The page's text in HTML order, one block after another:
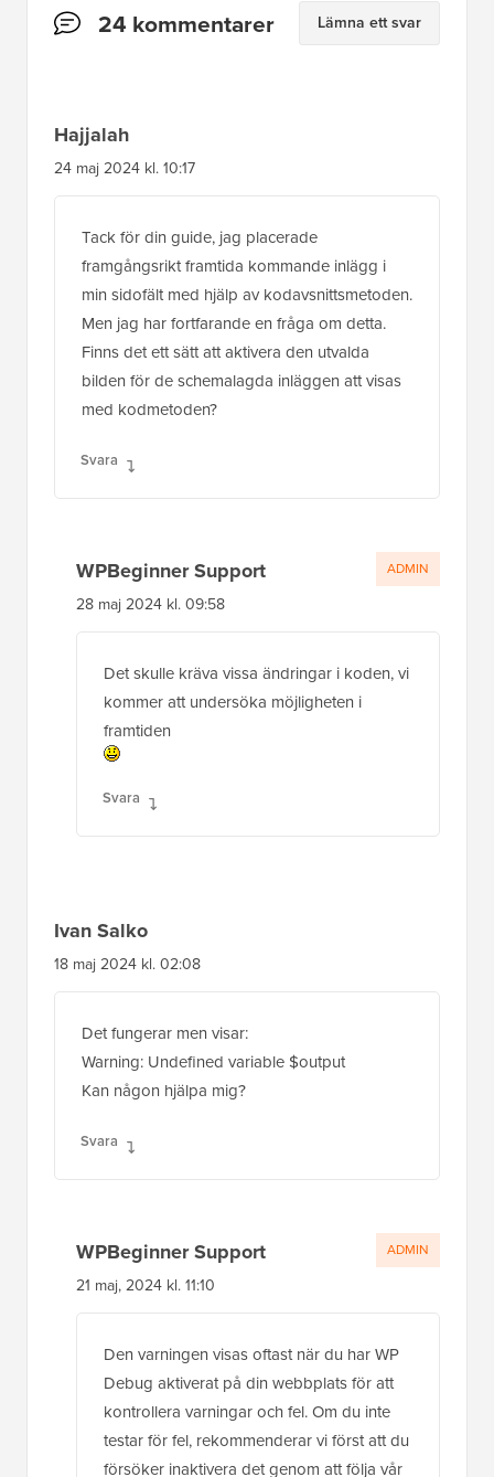
Läsarnas24 kommentarer Lämna ett svar
Hajjalah
24 maj 2024 kl. 10:17
Tack för din guide, jag placerade
framgångsrikt framtida kommande inlägg i
min sidofält med hjälp av kodavsnittsmetoden.
Men jag har fortfarande en fråga om detta.
Finns det ett sätt att aktivera den utvalda
bilden för de schemalagda inläggen att visas
med kodmetoden?
Svara
WPBeginner Support
28 maj 2024 kl. 09:58
Det skulle kräva vissa ändringar i koden, vi
kommer att undersöka möjligheten i
framtiden
Svara
ADMIN
Ivan Salko
18 maj 2024 kl. 02:08
Det fungerar men visar:
Warning: Undefined variable $output
Kan någon hjälpa mig?
Svara
WPBeginner Support
21 maj, 2024 kl. 11:10
Den varningen visas oftast när du har WP
Debug aktiverat på din webbplats för att
kontrollera varningar och fel. Om du inte
testar för fel, rekommenderar vi först att du
försöker inaktivera det genom att följa vår
ADMIN